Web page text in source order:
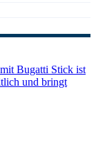
Bugatti Stick ist
und bringt